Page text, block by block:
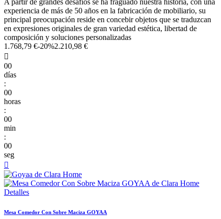
experiencia de más de 50 años en la fabricación de mobiliario, su
principal preocupación reside en concebir objetos que se traduzcan
en expresiones originales de gran variedad estética, libertad de
composición y soluciones personalizadas
1.768,79 €-20%2.210,98 €

00
días
:
00
horas
:
00
min
:
00
seg

Mesa Comedor Con Sobre Maciza GOYAA